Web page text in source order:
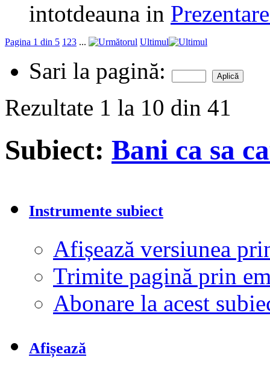
intotdeauna in
Pagina 1 din 5 1 23 ... Ultimul
Sari la pagină:
Rezultate 1 la 10 din 41
Subiect: Bani ca sa
Instrumente subiect
Afișează versiunea
Trimite pagină prin
Abonare la acest
Afișează